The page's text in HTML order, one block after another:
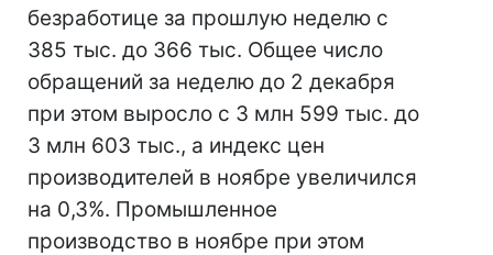
безработице за прошлую неделю с
385 тыс. до 366 тыс. Общее число
обращений за неделю до 2 декабря
при этом выросло с 3 млн 599 тыс. до
3 млн 603 тыс., а индекс цен
производителей в ноябре увеличился
на 0,3%. Промышленное
производство в ноябре при этом